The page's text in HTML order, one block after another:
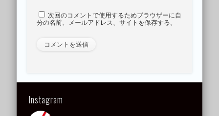
次回のコメントで使用するためブラウザーに自
分の名前、メールアドレス、サイトを保存する。
Instagram